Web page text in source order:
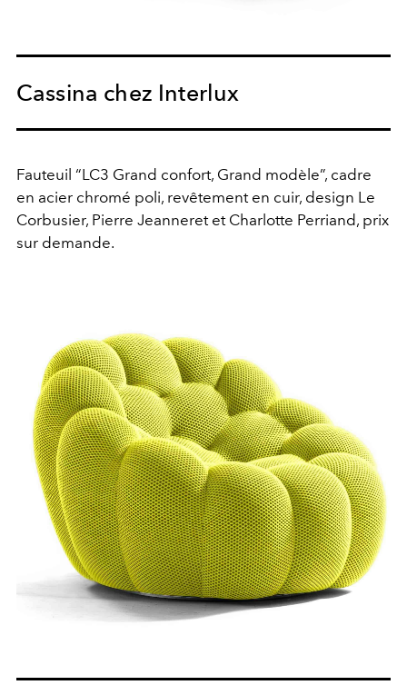
Cassina chez Interlux
Fauteuil “LC3 Grand confort, Grand modèle”, cadre
en acier chromé poli, revêtement en cuir, design Le
Corbusier, Pierre Jeanneret et Charlotte Perriand, prix
sur demande.